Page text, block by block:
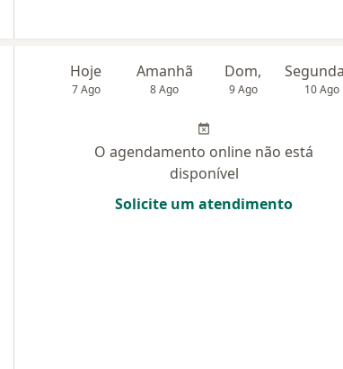
Hoje
7 Ago
Amanhã
8 Ago
Dom,
9 Ago 10 Ago
O agendamento online não está
disponível
Solicite um atendimento